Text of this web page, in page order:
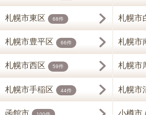
札幌市東区 68件 札幌市
札幌市豊平区 66件 札幌市
札幌市西区 59件 札幌市
札幌市手稲区 44件 札幌市
函館市 小樽市